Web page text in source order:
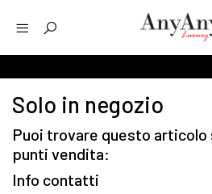
Solo in negozio
Puoi trovare questo
punti vendita:
Info contatti